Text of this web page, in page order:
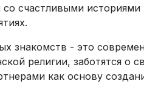
счастливыми
знакомств - это
религии, заботятся о
как основу